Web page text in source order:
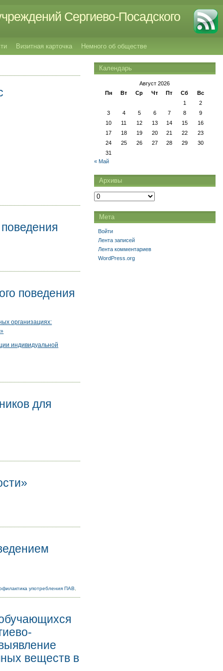
Сергиево-Посадского
Визитная карточка Немного об обществе
поведения
организациях:
индивидуальной
для
употребления ПАВ
веществ в
Календарь
Август 2026
Пн
Вт Ср Чт Пт Сб
Вс
1
2
3
4 5 6 7 8
9
10
11 12 13 14 15
16
17
18 19 20 21 22
23
24
25 26 27 28 29
30
31
« Май
Архивы
Архивы
Мета
Войти
Лента записей
Лента комментариев
WordPress.org